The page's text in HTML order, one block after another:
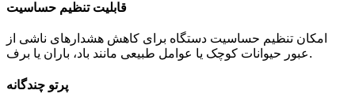
قابلیت تنظیم حساسیت
امکان تنظیم حساسیت دستگاه برای کاهش هشدارهای ناشی از
عبور حیوانات کوچک یا عوامل طبیعی مانند باد، باران یا برف.
پرتو چندگانه